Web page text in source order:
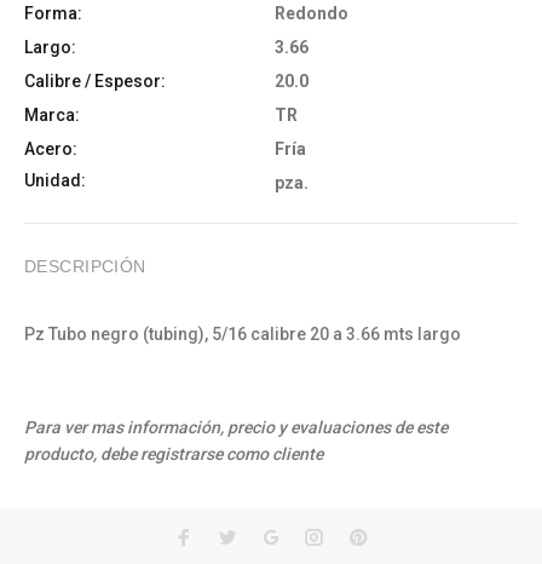
Forma:
Redondo
Largo:
3.66
Calibre / Espesor:
20.0
Marca:
TR
Acero:
Fría
Unidad:
pza.
DESCRIPCIÓN
Pz Tubo negro (tubing), 5/16 calibre 20 a 3.66 mts largo
Para ver mas información, precio y evaluaciones de este
producto, debe registrarse como cliente